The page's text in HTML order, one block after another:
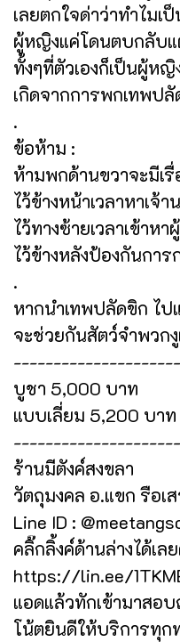
เลยตกใจด่าว่าทำไมเ
ผู้หญิงแค่โดนตบกลับ
ทั้งๆที่ตัวเองก็เป็นผู้หญิ
เกิดจากการพกเทพปลั
.
ข้อห้าม :
ห้ามพกด้านขวาจะมีเรื่
ไว้ข้างหน้าเวลาหาเจ้า
ไว้ทางซ้ายเวลาเข้าห
ไว้ข้างหลังป้องกันการ
.
หากนำเทพปลัดขิก ไป
จะช่วยกันสัตว์จำพวก
บูชา 5,000 บาท
แบบเลี่ยม 5,200 บาท
ร้านมีตังค์สงขลา
วัตถุมงคล อ.แขก รือเส
Line ID :
คลิ๊กลิ้งค์ด้านล่างได้เล
https://lin.ee/
แอดแล้วทักเข้ามาสอบ
โน้ตยินดีให้บริการทุก